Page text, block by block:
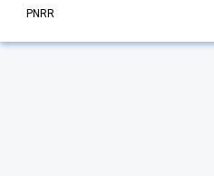
PNRR